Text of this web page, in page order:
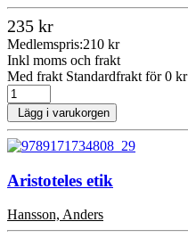
235 kr
Medlemspris:210 kr
Inkl moms och frakt
Med frakt Standardfrakt för 0 kr
Lägg i varukorgen
Aristoteles etik
Hansson, Anders